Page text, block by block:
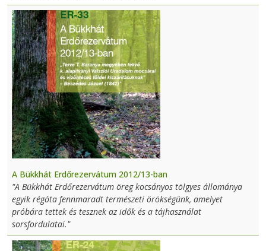
A Bükkhát Erdőrezervátum 2012/13-ban
"A Bükkhát Erdőrezervátum öreg kocsányos tölgyes állománya
egyik régóta fennmaradt természeti örökségünk, amelyet
próbára tettek és tesznek az idők és a tájhasználat
sorsfordulatai."